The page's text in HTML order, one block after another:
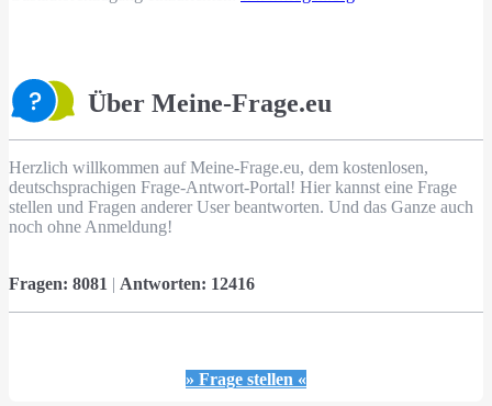
Über Meine-Frage.eu
Herzlich willkommen auf Meine-Frage.eu, dem kostenlosen,
deutschsprachigen Frage-Antwort-Portal! Hier kannst eine Frage
stellen und Fragen anderer User beantworten. Und das Ganze auch
noch ohne Anmeldung!
Fragen: 8081 | Antworten: 12416
» Frage stellen «